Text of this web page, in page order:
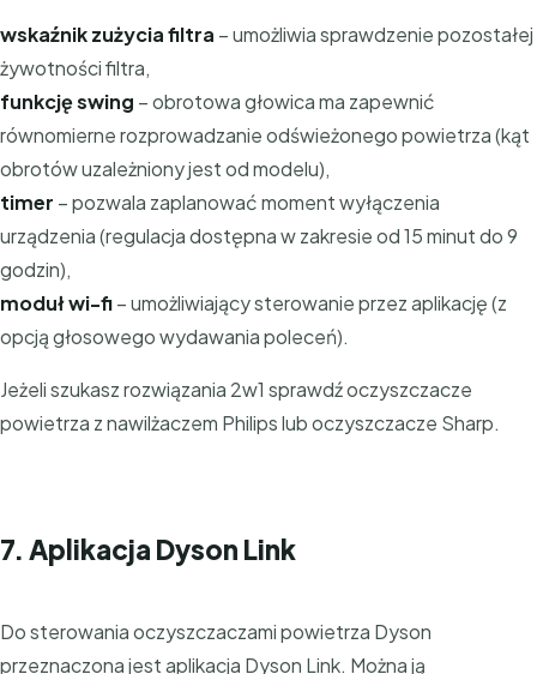
wskaźnik zużycia filtra – umożliwia sprawdzenie pozostałej
żywotności filtra,
funkcję swing – obrotowa głowica ma zapewnić
równomierne rozprowadzanie odświeżonego powietrza (kąt
obrotów uzależniony jest od modelu),
timer – pozwala zaplanować moment wyłączenia
urządzenia (regulacja dostępna w zakresie od 15 minut do 9
godzin),
moduł wi-fi– umożliwiający sterowanie przez aplikację (z
opcją głosowego wydawania poleceń).
Jeżeli szukasz rozwiązania 2w1 sprawdź oczyszczacze
powietrza z nawilżaczem Philips lub oczyszczacze Sharp.
7. Aplikacja Dyson Link
Do sterowania oczyszczaczami powietrza Dyson
przeznaczona jest aplikacja Dyson Link. Można ją